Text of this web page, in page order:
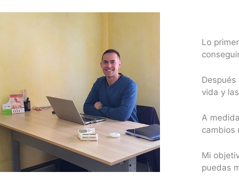
Lo
vida y
A
cambios
Mi
puedas